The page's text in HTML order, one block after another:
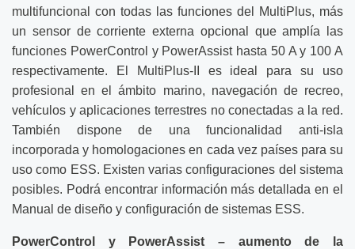
multifuncional con todas las funciones del MultiPlus, más
un sensor de corriente externa opcional que amplía las
funciones PowerControl y PowerAssist hasta 50 A y 100 A
respectivamente. El MultiPlus-II es ideal para su uso
profesional en el ámbito marino, navegación de recreo,
vehículos y aplicaciones terrestres no conectadas a la red.
También dispone de una funcionalidad anti-isla
incorporada y homologaciones en cada vez países para su
uso como ESS. Existen varias configuraciones del sistema
posibles. Podrá encontrar información más detallada en el
Manual de diseño y configuración de sistemas ESS.
PowerControl y PowerAssist – aumento de la